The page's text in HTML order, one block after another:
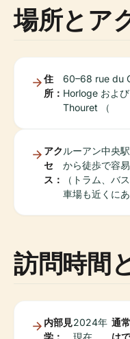
場所とア
住
所：
60–68 rue du
Horloge およ
Thouret （
アク
セ
ス：
ルーアン中央
から徒歩で容
（トラム、バ
車場も近くにあ
訪問時間
内部見
学：
2024年
現在、
通
は